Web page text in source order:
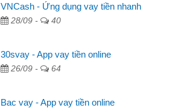
VNCash - Ứng dụng vay tiền nhanh
28/09 - 40
30svay - App vay tiền online
26/09 - 64
Bac vay - App vay tiền online